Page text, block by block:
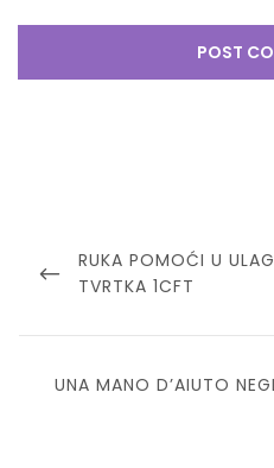
navigation
PREVIOUS
POST
RUKA POMOĆI U
TVRTKA 1CFT
NEXT
UNA MANO D’AIUTO